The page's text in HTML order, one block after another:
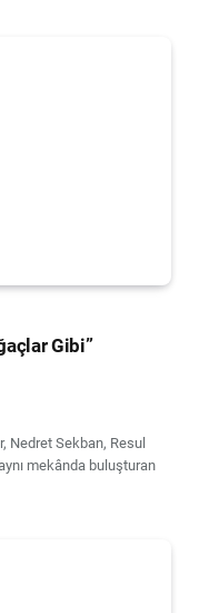
Gibi”
Nedret Sekban, Resul
mekânda buluşturan